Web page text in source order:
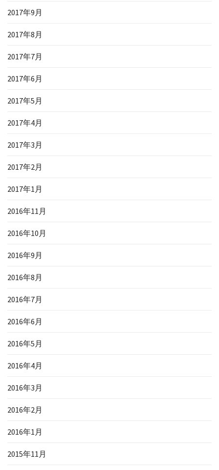
2017年9月
2017年8月
2017年7月
2017年6月
2017年5月
2017年4月
2017年3月
2017年2月
2017年1月
2016年11月
2016年10月
2016年9月
2016年8月
2016年7月
2016年6月
2016年5月
2016年4月
2016年3月
2016年2月
2016年1月
2015年11月